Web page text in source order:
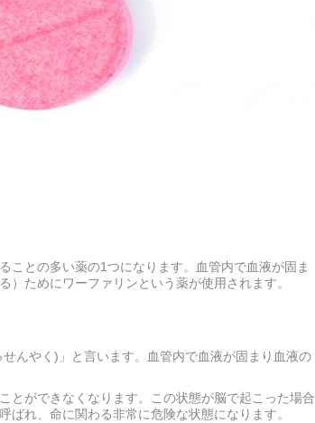
ことの多い薬の1つになります。血管内で血液が固ま
）ためにワーファリンという薬が使用されます。
んやく)」と言います。血管内で血液が固まり血液の
とができなくなります。この状態が脳で起こった場合
れ、命に関わる非常に危険な状態になります。